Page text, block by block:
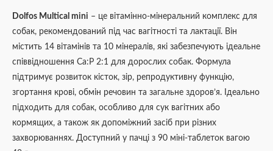
Dolfos Multical mini – це вітамінно-мінеральний комплекс для
собак, рекомендований під час вагітності та лактації. Він
містить 14 вітамінів та 10 мінералів, які забезпечують ідеальне
співвідношення Са:P 2:1 для дорослих собак. Формула
підтримує розвиток кісток, зір, репродуктивну функцію,
згортання крові, обмін речовин та загальне здоров’я. Ідеально
підходить для собак, особливо для сук вагітних або
кормящих, а також як допоміжний засіб при різних
захворюваннях. Доступний у пачці з 90 міні-таблеток вагою